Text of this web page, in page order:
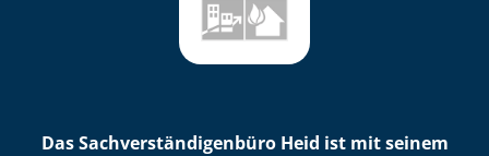
Das Sach­ver­stän­di­gen­bü­ro Heid ist mit seinem